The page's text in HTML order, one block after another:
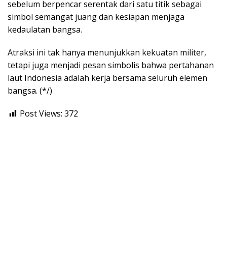
sebelum berpencar serentak dari satu titik sebagai
simbol semangat juang dan kesiapan menjaga
kedaulatan bangsa.
Atraksi ini tak hanya menunjukkan kekuatan militer,
tetapi juga menjadi pesan simbolis bahwa pertahanan
laut Indonesia adalah kerja bersama seluruh elemen
bangsa. (*/)
Post Views: 372